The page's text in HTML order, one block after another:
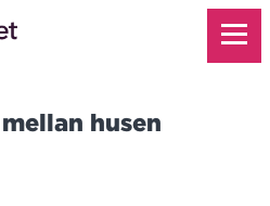
husen